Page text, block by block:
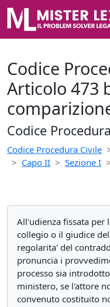
Codice
Articolo 473
Codice
Codice Procedura Civile
Capo II
Sezione I
All'udienza fissata per
collegio o il giudice
regolarita' del
pronuncia i
processo sia
ministero, se l'attore
convenuto costituito